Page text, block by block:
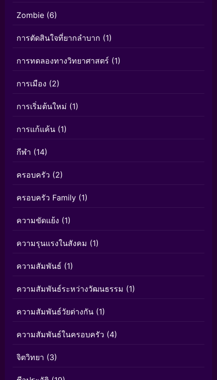
Zombie (6)
การตัดสินใจที่ยากลำบาก (1)
การทดลองทางวิทยาศาสตร์ (1)
การเมือง (2)
การเริ่มต้นใหม่ (1)
การแก้แค้น (1)
กีฬา (14)
ครอบครัว (2)
ครอบครัว Family (1)
ความขัดแย้ง (1)
ความรุนแรงในสังคม (1)
ความสัมพันธ์ (1)
ความสัมพันธ์ระหว่างวัฒนธรรม (1)
ความสัมพันธ์วัยต่างกัน (1)
ความสัมพันธ์ในครอบครัว (4)
จิตวิทยา (3)